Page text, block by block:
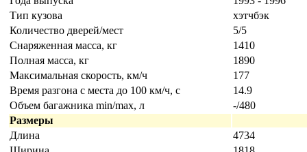
Тип кузова
хэтчбэк
Количество дверей/мест
5/5
Снаряженная масса, кг
1410
Полная масса, кг
1890
Максимальная скорость, км/ч
177
Время разгона с места до 100 км/ч, с
14.9
Объем багажника min/max, л
-/480
Размеры
Длина
4734